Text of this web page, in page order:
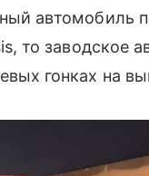
автомобиль
то заводское
гонках на